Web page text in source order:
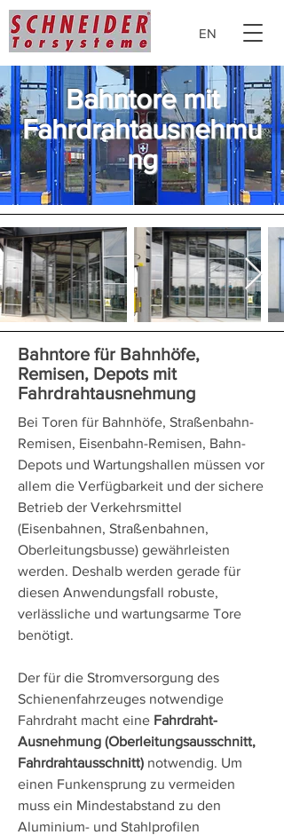
EN
Bahntore mit
Fahrdrahtausnehmu
ng
Bahntore für Bahnhöfe,
Remisen, Depots mit
Fahrdrahtausnehmung
Bei Toren für Bahnhöfe, Straßenbahn-
Remisen, Eisenbahn-Remisen, Bahn-
Depots und Wartungshallen müssen vor
allem die Verfügbarkeit und der sichere
Betrieb der Verkehrsmittel
(Eisenbahnen, Straßenbahnen,
Oberleitungsbusse) gewährleisten
werden. Deshalb werden gerade für
diesen Anwendungsfall robuste,
verlässliche und wartungsarme Tore
benötigt.
Der für die Stromversorgung des
Schienenfahrzeuges notwendige
Fahrdraht macht eine Fahrdraht-
Ausnehmung (Oberleitungsausschnitt,
Fahrdrahtausschnitt) notwendig. Um
einen Funkensprung zu vermeiden
muss ein Mindestabstand zu den
Aluminium- und Stahlprofilen